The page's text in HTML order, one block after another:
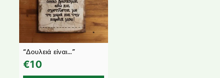
“Δουλειά είναι…”
€10